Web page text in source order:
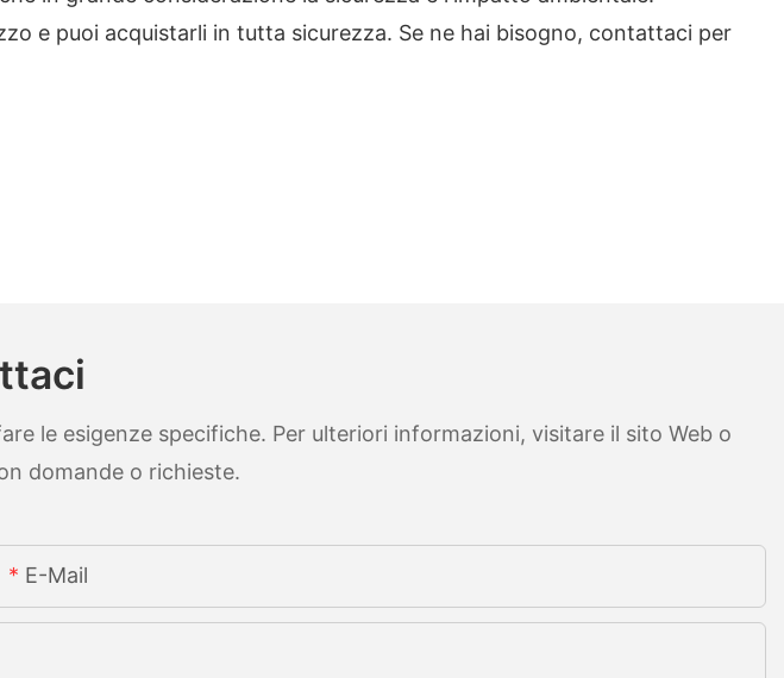
e puoi acquistarli in tutta sicurezza. Se ne hai bisogno, contattaci per
le esigenze specifiche. Per ulteriori informazioni, visitare il sito Web o
domande o richieste.
E-Mail